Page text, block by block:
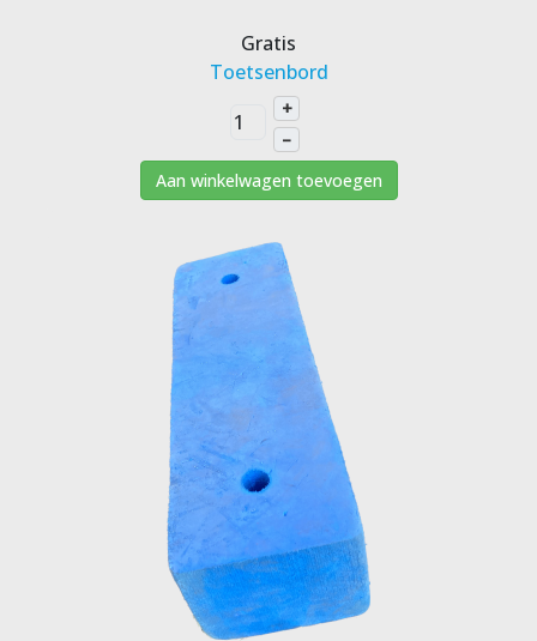
Gratis
Toetsenbord
+
–
Aan winkelwagen toevoegen